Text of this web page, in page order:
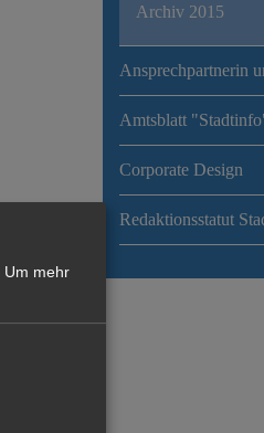
Archiv 2015
Ansprechpartnerin
Amtsblatt
Corporate Design
Redaktionsstatut
Um mehr